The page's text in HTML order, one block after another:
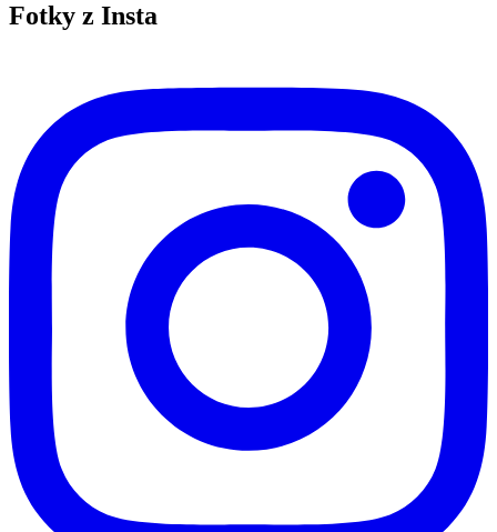
Fotky z Insta